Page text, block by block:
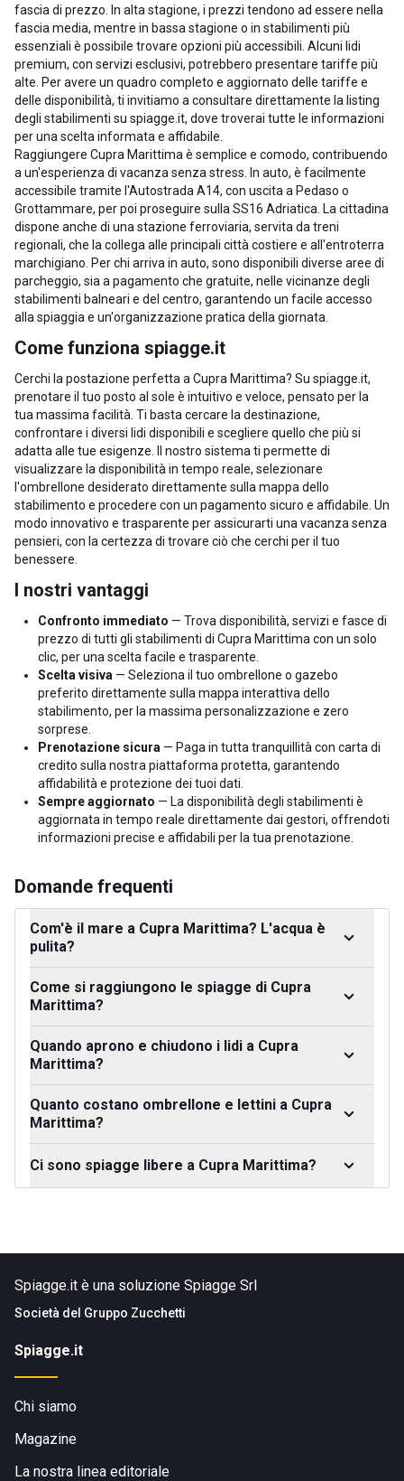
fascia di prezzo. In alta stagione, i prezzi tendono ad essere nella
fascia media, mentre in bassa stagione o in stabilimenti più
essenziali è possibile trovare opzioni più accessibili. Alcuni lidi
premium, con servizi esclusivi, potrebbero presentare tariffe più
alte. Per avere un quadro completo e aggiornato delle tariffe e
delle disponibilità, ti invitiamo a consultare direttamente la listing
degli stabilimenti su spiagge.it, dove troverai tutte le informazioni
per una scelta informata e affidabile.
Raggiungere Cupra Marittima è semplice e comodo, contribuendo
a un'esperienza di vacanza senza stress. In auto, è facilmente
accessibile tramite l'Autostrada A14, con uscita a Pedaso o
Grottammare, per poi proseguire sulla SS16 Adriatica. La cittadina
dispone anche di una stazione ferroviaria, servita da treni
regionali, che la collega alle principali città costiere e all'entroterra
marchigiano. Per chi arriva in auto, sono disponibili diverse aree di
parcheggio, sia a pagamento che gratuite, nelle vicinanze degli
stabilimenti balneari e del centro, garantendo un facile accesso
alla spiaggia e un'organizzazione pratica della giornata.
Come funziona spiagge.it
Cerchi la postazione perfetta a Cupra Marittima? Su spiagge.it,
prenotare il tuo posto al sole è intuitivo e veloce, pensato per la
tua massima facilità. Ti basta cercare la destinazione,
confrontare i diversi lidi disponibili e scegliere quello che più si
adatta alle tue esigenze. Il nostro sistema ti permette di
visualizzare la disponibilità in tempo reale, selezionare
l'ombrellone desiderato direttamente sulla mappa dello
stabilimento e procedere con un pagamento sicuro e affidabile. Un
modo innovativo e trasparente per assicurarti una vacanza senza
pensieri, con la certezza di trovare ciò che cerchi per il tuo
benessere.
I nostri vantaggi
Confronto immediato — Trova disponibilità, servizi e fasce di
prezzo di tutti gli stabilimenti di Cupra Marittima con un solo
clic, per una scelta facile e trasparente.
Scelta visiva — Seleziona il tuo ombrellone o gazebo
preferito direttamente sulla mappa interattiva dello
stabilimento, per la massima personalizzazione e zero
sorprese.
Prenotazione sicura — Paga in tutta tranquillità con carta di
credito sulla nostra piattaforma protetta, garantendo
affidabilità e protezione dei tuoi dati.
Sempre aggiornato — La disponibilità degli stabilimenti è
aggiornata in tempo reale direttamente dai gestori, offrendoti
informazioni precise e affidabili per la tua prenotazione.
Domande frequenti
Com'è il mare a Cupra Marittima? L'acqua è
pulita?
Come si raggiungono le spiagge di Cupra
Marittima?
Quando aprono e chiudono i lidi a Cupra
Marittima?
Quanto costano ombrellone e lettini a Cupra
Marittima?
Ci sono spiagge libere a Cupra Marittima?
Spiagge.it è una soluzione Spiagge Srl
Società del Gruppo Zucchetti
Spiagge.it
Chi siamo
Magazine
La nostra linea editoriale